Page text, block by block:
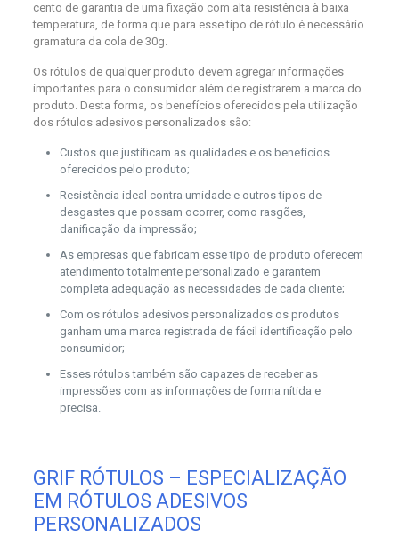
cento de garantia de uma fixação com alta resistência à baixa
temperatura, de forma que para esse tipo de rótulo é necessário
gramatura da cola de 30g.
Os rótulos de qualquer produto devem agregar informações
importantes para o consumidor além de registrarem a marca do
produto. Desta forma, os benefícios oferecidos pela utilização
dos rótulos adesivos personalizados são:
Custos que justificam as qualidades e os benefícios
oferecidos pelo produto;
Resistência ideal contra umidade e outros tipos de
desgastes que possam ocorrer, como rasgões,
danificação da impressão;
As empresas que fabricam esse tipo de produto oferecem
atendimento totalmente personalizado e garantem
completa adequação as necessidades de cada cliente;
Com os rótulos adesivos personalizados os produtos
ganham uma marca registrada de fácil identificação pelo
consumidor;
Esses rótulos também são capazes de receber as
impressões com as informações de forma nítida e
precisa.
GRIF RÓTULOS – ESPECIALIZAÇÃO
EM RÓTULOS ADESIVOS
PERSONALIZADOS